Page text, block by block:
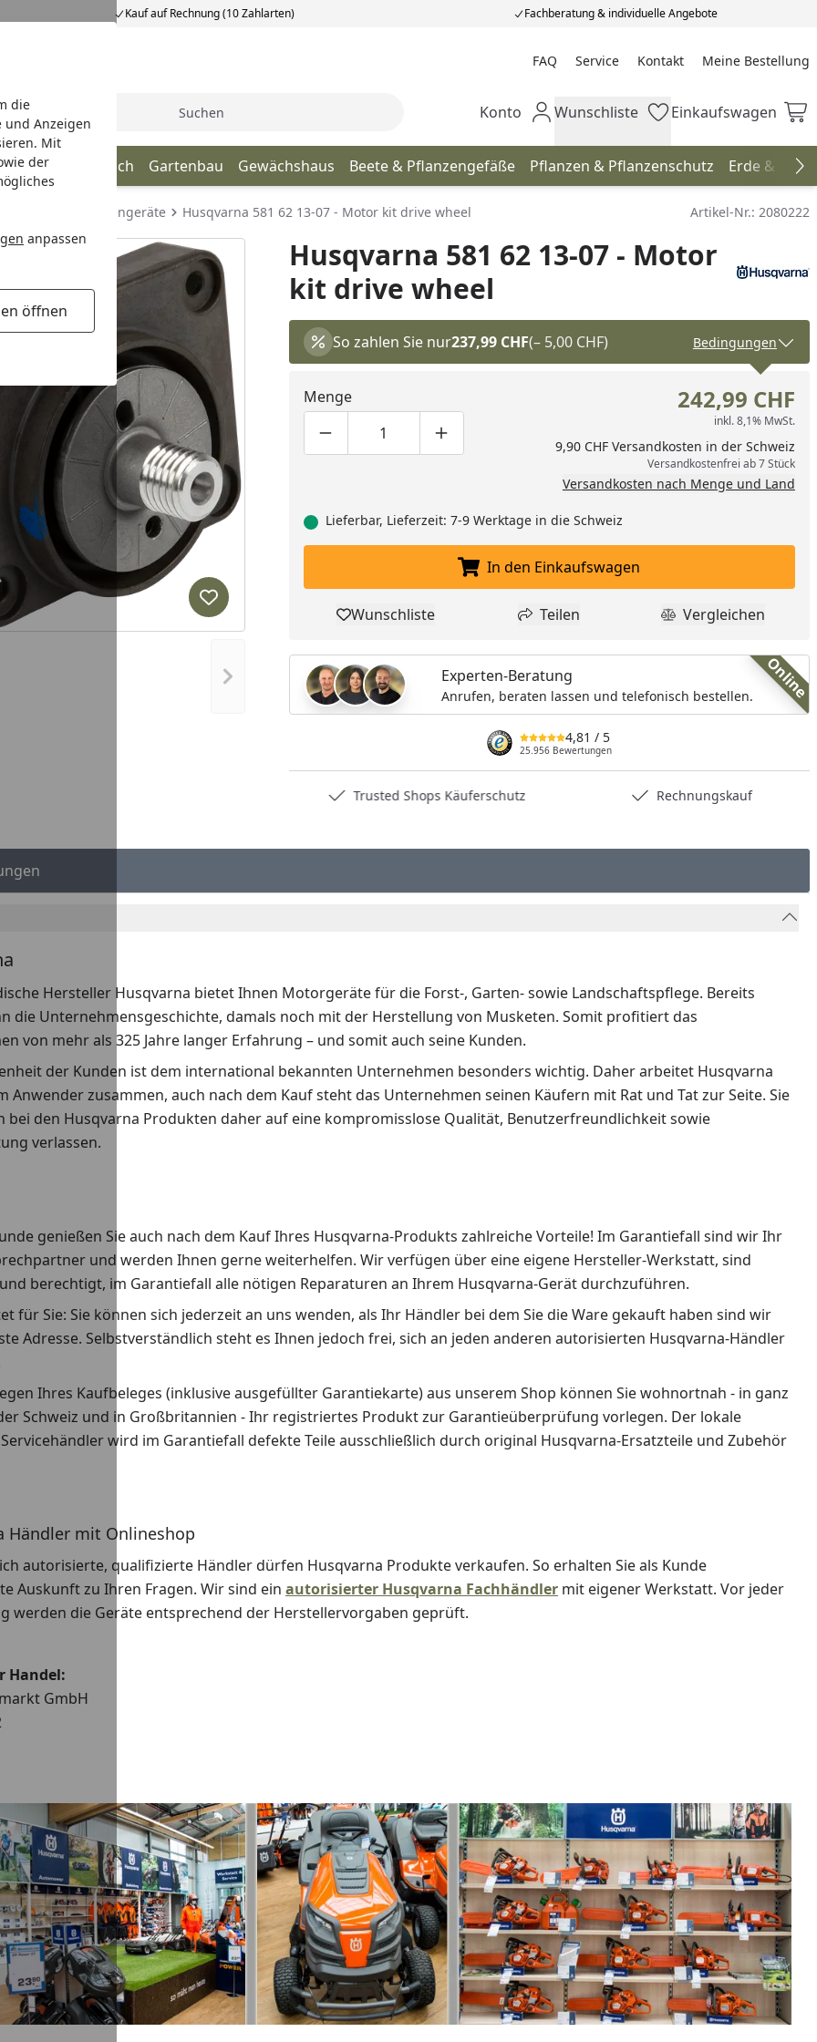
die
und Anzeigen
Mit
der
anpassen
öffnen
Kauf auf Rechnung (10 Zahlarten) Fachberatung & individuelle Angebote
FAQ Service Kontakt Meine Bestellung
Meine Bestellung
Suche Mein Konto
Konto Wunschliste
Wunschliste Einkaufswagen
Einkaufswagen
Terrassendach Gartenbau Gewächshaus Beete & Pflanzengefäße Pflanzen & Pflanzenschutz Erde &
Ersatzteile für Gartengeräte Husqvarna 581 62 13-07 - Motor kit drive wheel Artikel-Nr.: 2080222
Nächstes Bild anzeigen
Produkt zur Wunschliste hinzufügen
Husqvarna 581 62 13-07 - Motor
kit drive wheel
So zahlen Sie nur237,99 CHF(– 5,00 CHF) Bedingungen
Menge
Produktmenge um eins verringern
Produktmenge manuell eingeben
Produktmenge um eins erhöhen
242,99 CHF
inkl. 8,1% MwSt.
9,90 CHF Versandkosten in der Schweiz
Versandkostenfrei ab 7 Stück
Versandkosten nach Menge und Land
Lieferbar, Lieferzeit: 7-9 Werktage in die Schweiz
In den Einkaufswagen legen
In den Einkaufswagen
Produkt zur Wunschliste hinzufügen
Wunschliste Teilen
Teilen Produkt
Vergleichen
Online
Experten-Beratung
Anrufen, beraten lassen und telefonisch bestellen.
4,81 / 5
25.956 Bewertungen
Trusted Shops Käuferschutz Rechnungskauf
Hersteller Husqvarna bietet Ihnen Motorgeräte für die Forst-, Garten- sowie Landschaftspflege. Bereits
die Unternehmensgeschichte, damals noch mit der Herstellung von Musketen. Somit profitiert das
von mehr als 325 Jahre langer Erfahrung – und somit auch seine Kunden.
der Kunden ist dem international bekannten Unternehmen besonders wichtig. Daher arbeitet Husqvarna
Anwender zusammen, auch nach dem Kauf steht das Unternehmen seinen Käufern mit Rat und Tat zur Seite. Sie
bei den Husqvarna Produkten daher auf eine kompromisslose Qualität, Benutzerfreundlichkeit sowie
verlassen.
genießen Sie auch nach dem Kauf Ihres Husqvarna-Produkts zahlreiche Vorteile! Im Garantiefall sind wir Ihr
und werden Ihnen gerne weiterhelfen. Wir verfügen über eine eigene Hersteller-Werkstatt, sind
berechtigt, im Garantiefall alle nötigen Reparaturen an Ihrem Husqvarna-Gerät durchzuführen.
für Sie: Sie können sich jederzeit an uns wenden, als Ihr Händler bei dem Sie die Ware gekauft haben sind wir
Adresse. Selbstverständlich steht es Ihnen jedoch frei, sich an jeden anderen autorisierten Husqvarna-Händler
Ihres Kaufbeleges (inklusive ausgefüllter Garantiekarte) aus unserem Shop können Sie wohnortnah - in ganz
Schweiz und in Großbritannien - Ihr registriertes Produkt zur Garantieüberprüfung vorlegen. Der lokale
wird im Garantiefall defekte Teile ausschließlich durch original Husqvarna-Ersatzteile und Zubehör
Händler mit Onlineshop
autorisierte, qualifizierte Händler dürfen Husqvarna Produkte verkaufen. So erhalten Sie als Kunde
Auskunft zu Ihren Fragen. Wir sind ein autorisierter Husqvarna Fachhändlermit eigener Werkstatt. Vor jeder
werden die Geräte entsprechend der Herstellervorgaben geprüft.
Handel:
GmbH